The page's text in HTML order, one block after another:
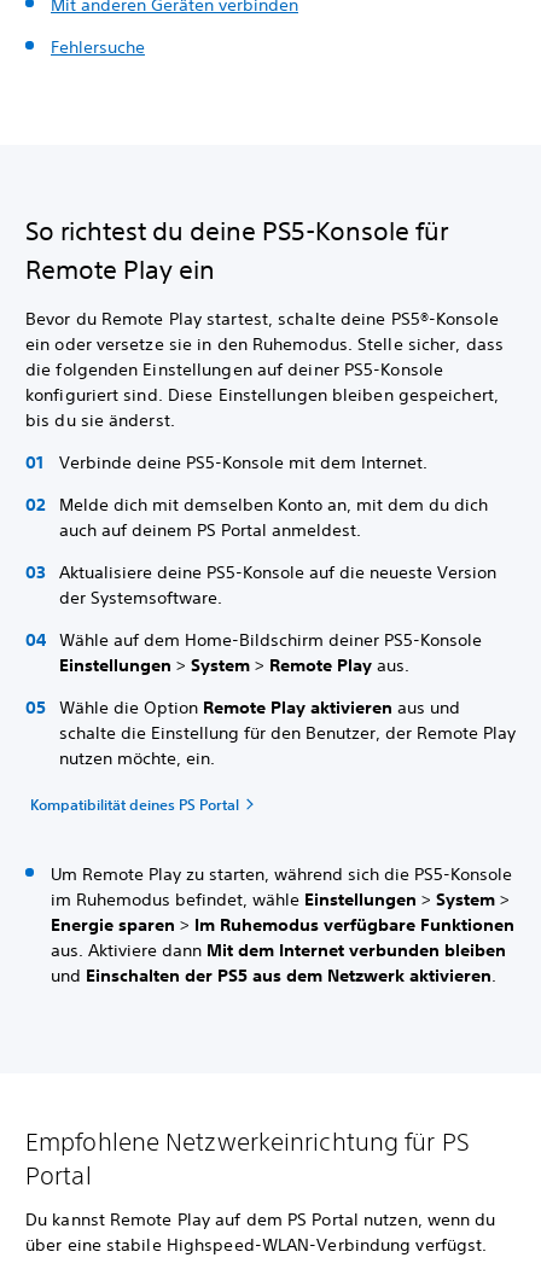
Mit anderen Geräten verbinden
Fehlersuche
So richtest du deine PS5-Konsole für
Remote Play ein
Bevor du Remote Play startest, schalte deine PS5®-Konsole
ein oder versetze sie in den Ruhemodus. Stelle sicher, dass
die folgenden Einstellungen auf deiner PS5-Konsole
konfiguriert sind. Diese Einstellungen bleiben gespeichert,
bis du sie änderst.
Verbinde deine PS5-Konsole mit dem Internet.
Melde dich mit demselben Konto an, mit dem du dich
auch auf deinem PS Portal anmeldest.
Aktualisiere deine PS5-Konsole auf die neueste Version
der Systemsoftware.
Wähle auf dem Home-Bildschirm deiner PS5-Konsole
Einstellungen > System > Remote Play aus.
Wähle die Option Remote Play aktivieren aus und
schalte die Einstellung für den Benutzer, der Remote Play
nutzen möchte, ein.
Kompatibilität deines PS Portal
Um Remote Play zu starten, während sich die PS5-Konsole
im Ruhemodus befindet, wähle Einstellungen > System >
Energie sparen > Im Ruhemodus verfügbare Funktionen
aus. Aktiviere dann Mit dem Internet verbunden bleiben
und Einschalten der PS5 aus dem Netzwerk aktivieren.
Empfohlene Netzwerkeinrichtung für PS
Portal
Du kannst Remote Play auf dem PS Portal nutzen, wenn du
über eine stabile Highspeed-WLAN-Verbindung verfügst.